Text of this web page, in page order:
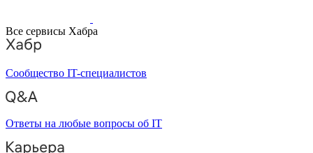
Все сервисы Хабра
Сообщество IT-специалистов
Ответы на любые вопросы об IT